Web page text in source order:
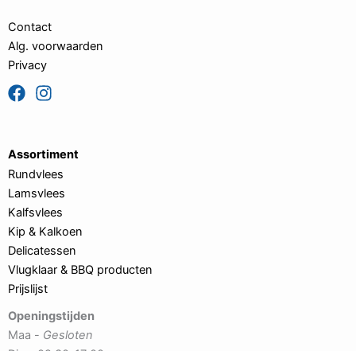
Contact
Alg. voorwaarden
Privacy
Assortiment
Rundvlees
Lamsvlees
Kalfsvlees
Kip & Kalkoen
Delicatessen
Vlugklaar & BBQ producten
Prijslijst
Openingstijden
Maa - Gesloten